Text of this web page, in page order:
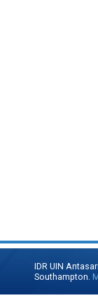
IDR UIN
Southampton.